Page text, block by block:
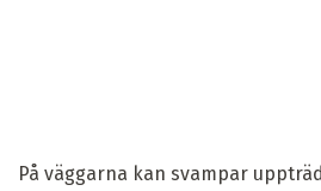
På väggarna kan svampar